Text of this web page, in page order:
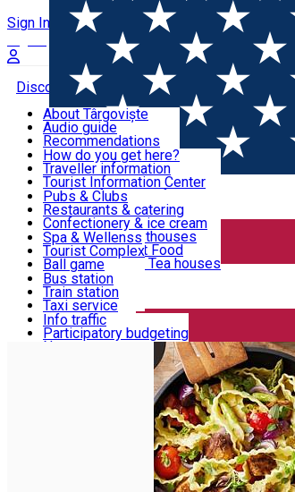
Sign In
Discover Târgoviște
Useful information!
Accommodation & Food
Activities
Transportation & Parking
We keep you informed!
About Târgoviște
Audio guide
Recommendations
Parks & Zoo
Church & monasteries
Art & culture
Event organizers
Legends and stories
Târgoviște in pictures
How do you get here?
Traveller information
Tourist Information Center
Useful information for locals
Community
Pubs & Clubs
Restaurants & catering
Confectionery & ice cream
Hotels and guesthouses
Pizzerias & Fast Food
Coffee places & Tea houses
Spa & Wellenss
Tourist Complex
Ball game
Swimming
Sport clubs
Playgrounds
Bus station
Train station
Taxi service
Rent a car
Car wash
Parking places
Info traffic
Participatory budgeting
News
Home Supermarkets Kaufland - Centrum